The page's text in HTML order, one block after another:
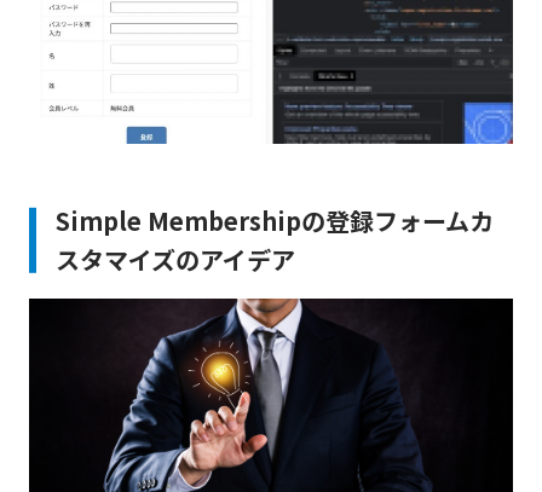
Simple Membershipの登録フォームカ
スタマイズのアイデア